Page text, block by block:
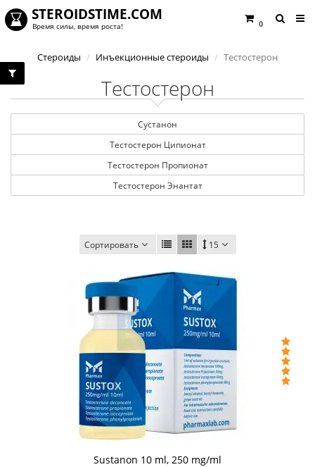
0
STEROIDSTIME.COM
Время силы, время роста!
Стероиды Инъекционные стероиды Тестостерон
Тестостерон
Сустанон
Тестостерон Ципионат
Тестостерон Пропионат
Тестостерон Энантат
Сортировать 15
Sustanon 10 ml, 250 mg/ml